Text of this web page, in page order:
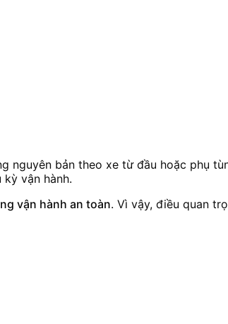
nguyên bản theo xe từ đầu hoặc phụ
vận hành.
vận hành an toàn. Vì vậy, điều quan